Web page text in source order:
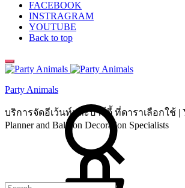
FACEBOOK
INSTRAGRAM
YOUTUBE
Back to top
Party Animals
บริการจัดอีเว้นท์และปาร์ตี้ ที่ดาราเลือกใช้ |
Planner and Balloon Decoration Specialists
Search